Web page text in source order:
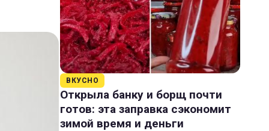
ВКУСНО
Открыла банку и борщ почти
готов: эта заправка сэкономит
зимой время и деньги